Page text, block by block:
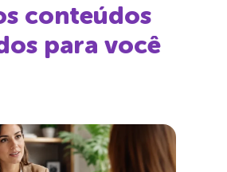
conteúdos
para você